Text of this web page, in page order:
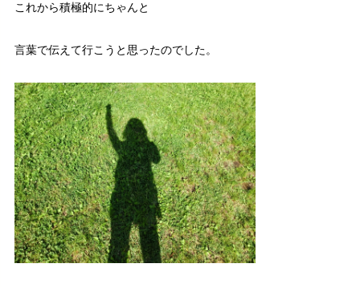
これから積極的にちゃんと
言葉で伝えて行こうと思ったのでした。